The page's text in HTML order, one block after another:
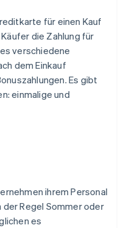
für einen Kauf
die Zahlung für
verschiedene
dem Einkauf
Es gibt
einmalige und
ihrem Personal
der Regel Sommer oder
es